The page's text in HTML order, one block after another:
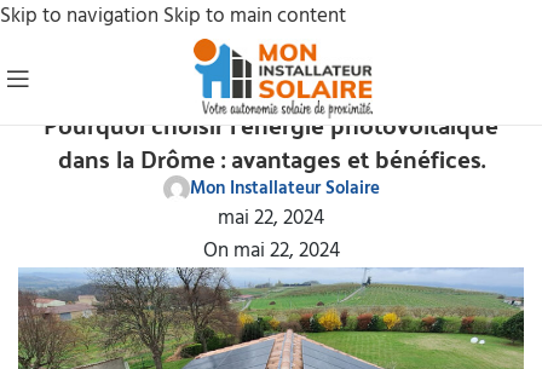
Skip to navigation Skip to main content
NOS ACTUS
Pourquoi choisir l’énergie photovoltaïque
dans la Drôme : avantages et bénéfices.
Mon Installateur Solaire
mai 22, 2024
On mai 22, 2024